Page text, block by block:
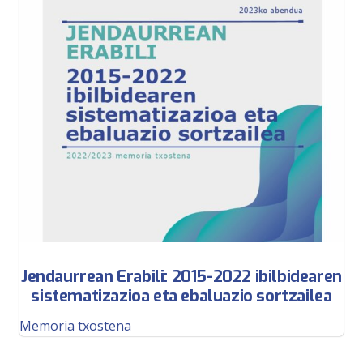
Jendaurrean Erabili: 2015-2022 ibilbidearen
sistematizazioa eta ebaluazio sortzailea
Memoria txostena